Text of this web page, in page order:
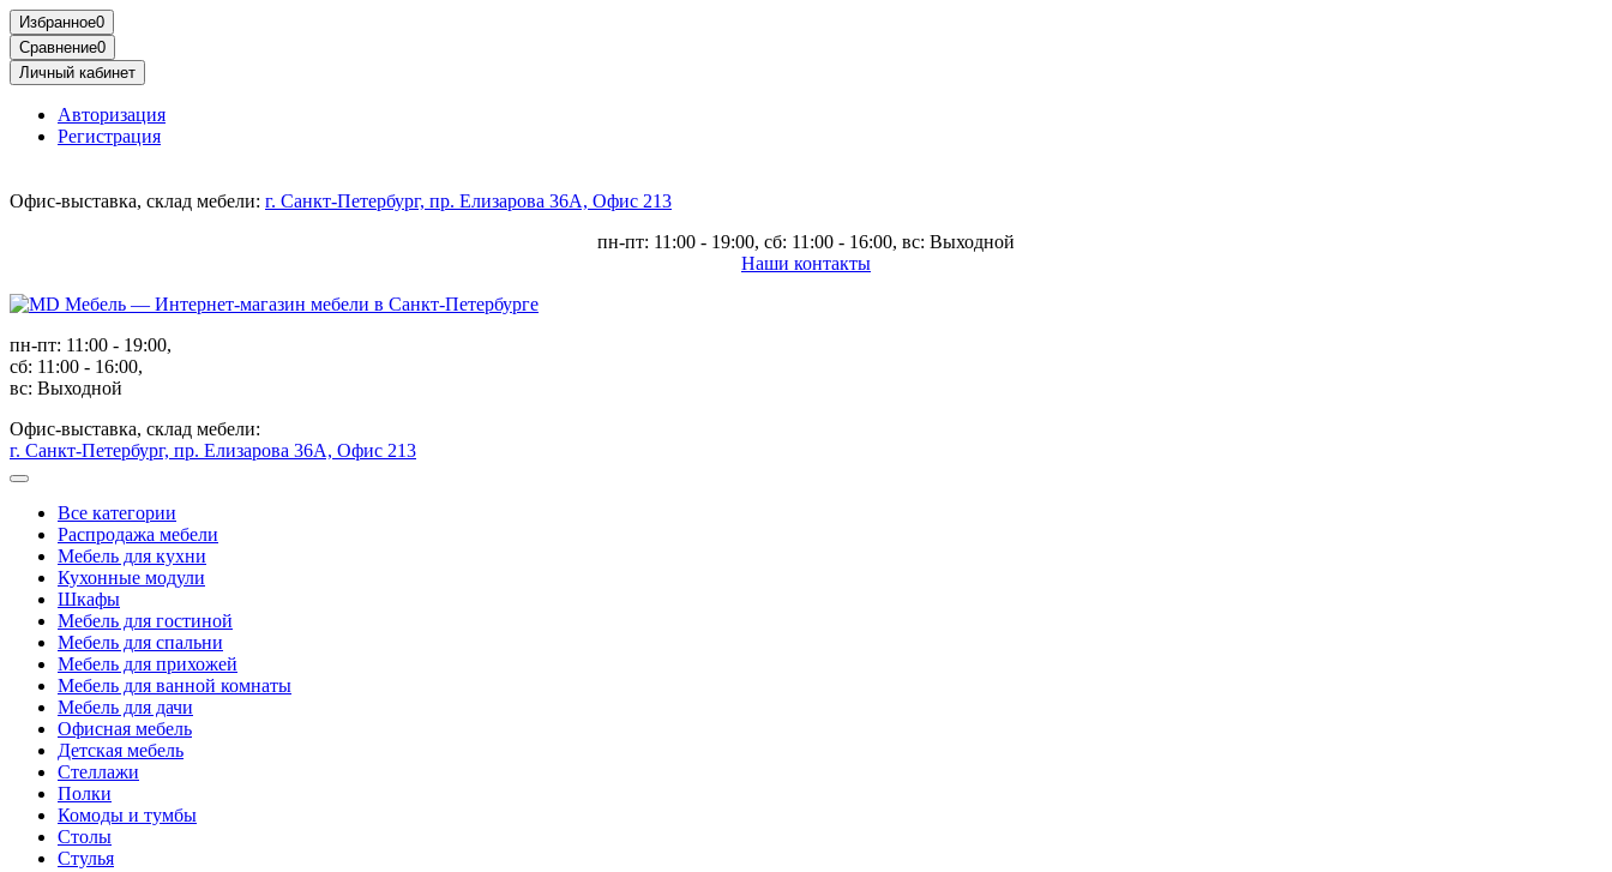
Избранное0
Сравнение0
Личный кабинет
Авторизация
Регистрация
Офис-выставка, склад мебели: г. Санкт-Петербург, пр. Елизарова 36А, Офис 213
пн-пт: 11:00 - 19:00, сб: 11:00 - 16:00, вс: Выходной
Наши контакты
пн-пт: 11:00 - 19:00,
сб: 11:00 - 16:00,
вс: Выходной
Офис-выставка, склад мебели:
г. Санкт-Петербург, пр. Елизарова 36А, Офис 213
Все категории
Распродажа мебели
Мебель для кухни
Кухонные модули
Шкафы
Мебель для гостиной
Мебель для спальни
Мебель для прихожей
Мебель для ванной комнаты
Мебель для дачи
Офисная мебель
Детская мебель
Стеллажи
Полки
Комоды и тумбы
Столы
Стулья